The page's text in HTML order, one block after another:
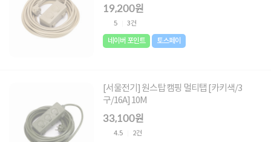
19,200원
5 3건
네이버 포인트 토스페이
[서울전기] 원스탑 캠핑 멀티탭 [카키색/3
구/16A] 10M
33,100원
4.5 2건